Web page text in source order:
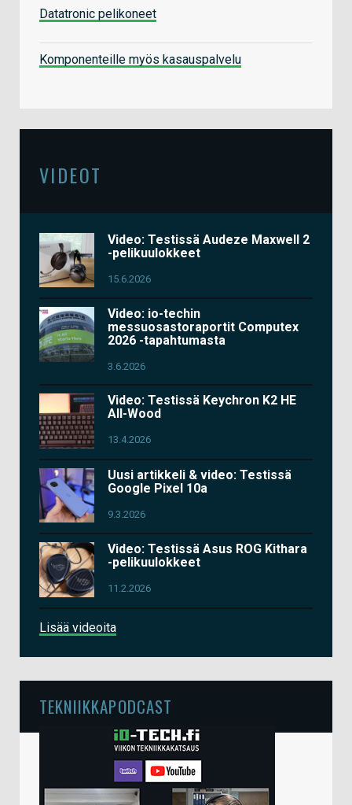
Datatronic pelikoneet
Komponenteille myös kasauspalvelu
VIDEOT
Video: Testissä Audeze Maxwell 2
-pelikuulokkeet
15.6.2026
Video: io-techin
messuosastoraportit Computex
2026 -tapahtumasta
3.6.2026
Video: Testissä Keychron K2 HE
All-Wood
13.4.2026
Uusi artikkeli & video: Testissä
Google Pixel 10a
9.3.2026
Video: Testissä Asus ROG Kithara
-pelikuulokkeet
11.2.2026
Lisää videoita
TEKNIIKKAPODCAST